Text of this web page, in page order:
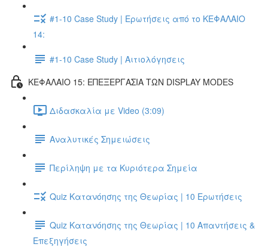
#1-10 Case Study | Ερωτήσεις από το ΚΕΦΑΛΑΙΟ
14:
#1-10 Case Study | Αιτιολόγησεις
ΚΕΦΑΛΑΙΟ 15: ΕΠΕΞΕΡΓΑΣΙΑ ΤΩΝ DISPLAY MODES
Διδασκαλία με Video (3:09)
Αναλυτικές Σημειώσεις
Περίληψη με τα Κυριότερα Σημεία
Quiz Κατανόησης της Θεωρίας | 10 Ερωτήσεις
Quiz Κατανόησης της Θεωρίας | 10 Απαντήσεις &
Επεξηγήσεις